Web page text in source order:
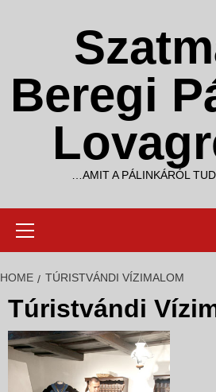
Beregi
…AMIT A PÁLINKÁRÓL
HOME TÚRISTVÁNDI VÍZIMALOM
Túristvándi